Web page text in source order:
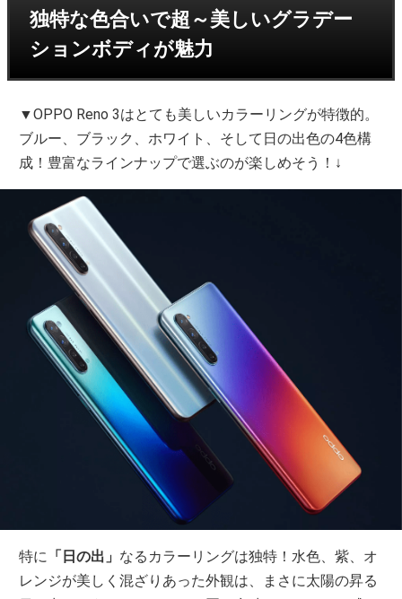
独特な色合いで超～美しいグラデー
ションボディが魅力
▼OPPO Reno 3はとても美しいカラーリングが特徴的。
ブルー、ブラック、ホワイト、そして日の出色の4色構
成！豊富なラインナップで選ぶのが楽しめそう！↓
特に 「日の出」 なるカラーリングは独特！水色、紫、オ
レンジが美しく混ざりあった外観は、まさに太陽の昇る